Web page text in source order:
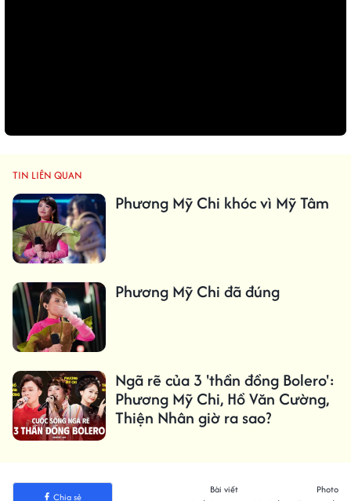
TIN LIÊN QUAN
Phương Mỹ Chi khóc vì Mỹ Tâm
Phương Mỹ Chi đã đúng
Ngã rẽ của 3 'thần đồng Bolero':
Phương Mỹ Chi, Hồ Văn Cường,
Thiện Nhân giờ ra sao?
Chia sẻ
Bài viết Photo